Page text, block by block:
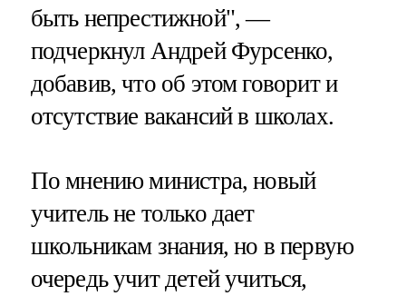
быть непрестижной", —
подчеркнул Андрей Фурсенко,
добавив, что об этом говорит и
отсутствие вакансий в школах.
По мнению министра, новый
учитель не только дает
школьникам знания, но в первую
очередь учит детей учиться,